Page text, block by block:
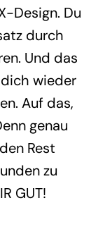
Design. Du
durch
Und das
wieder
Auf das,
genau
Rest
zu
GUT!